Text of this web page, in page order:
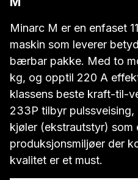
Minarc M er en enfaset
maskin som leverer
bærbar pakke. Med to
kg, og opptil 220 A
klassens beste kraft-til-
233P tilbyr
kjøler (ekstrautstyr) som
produksjonsmiljøer der
kvalitet er et must.